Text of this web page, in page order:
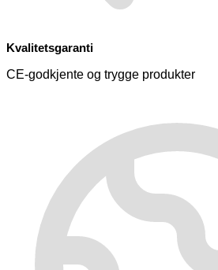
Kvalitetsgaranti
CE-godkjente og trygge produkter